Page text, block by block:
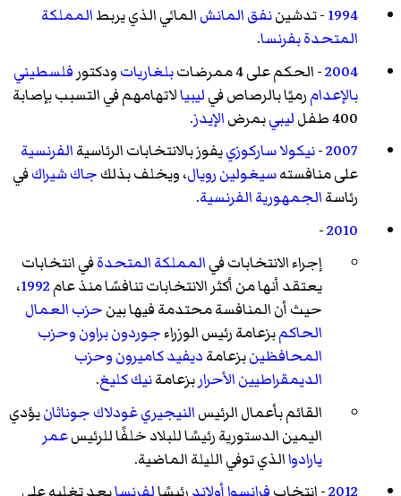
1994- تدشيننفق المانشالمائي الذي يربطالمملكة
المتحدةبفرنسا.
2004- الحكم على 4 ممرضات بلغارياتودكتور فلسطيني
بالإعدامرميًا بالرصاص فيليبيالاتهامهم في التسبب بإصابة
400 طفل
ليبيبمرضالإيدز.
2007
-نيكولا ساركوزييفوز بالانتخابات الرئاسيةالفرنسية
على منافستهسيغولين رويال، ويخلف بذلكجاك شيراكفي
رئاسةالجمهورية الفرنسية.
2010
-
إجراء الانتخابات فيالمملكة المتحدةفي انتخابات
يعتقد أنها من أكثر الانتخابات تنافسًا منذ عام1992،
حيث أن المنافسة محتدمة فيها بينحزب العمال
الحاكمبزعامة رئيس الوزراءجوردون براونوحزب
المحافظينبزعامةديفيد كاميرونوحزب
الديمقراطيين الأحراربزعامةنيك كليغ.
القائم بأعمال الرئيسالنيجيريغودلاك جوناثانيؤدي
اليمين الدستورية رئيسًا للبلاد خلفًا للرئيسعمر
يارادواالذي توفي الليلة الماضية.